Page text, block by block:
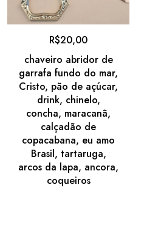
chaveiro abridor de
garrafa fundo do mar,
Cristo, pão de açúcar,
drink, chinelo,
concha, maracanã,
calçadão de
copacabana, eu amo
Brasil, tartaruga,
arcos da lapa, ancora,
coqueiros
R$20,00